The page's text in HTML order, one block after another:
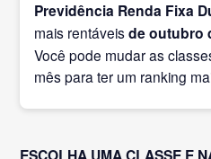
Previdência Renda Fixa
mais rentáveisde outubro
Você pode mudar as
mês para ter um ranking
ESCOLHA UMA CLASSE E